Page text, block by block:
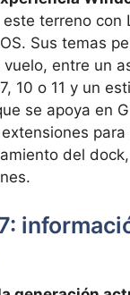
terreno con
Sus temas
vuelo, entre un
10 o 11 y un
se apoya en
para
del